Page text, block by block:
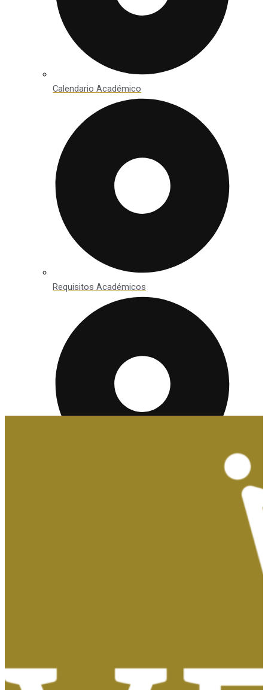
Calendario Académico
Requisitos Académicos
Tasas, Solicitud de Títulos y Certificados